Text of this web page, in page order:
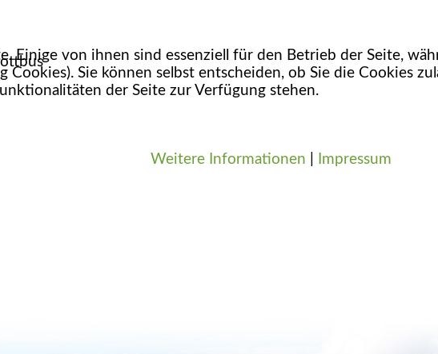
Einige von ihnen sind essenziell für den Betrieb der Seite,
Cookies). Sie können selbst entscheiden, ob Sie die Cookies
der Seite zur Verfügung stehen.
Weitere Informationen Impressum